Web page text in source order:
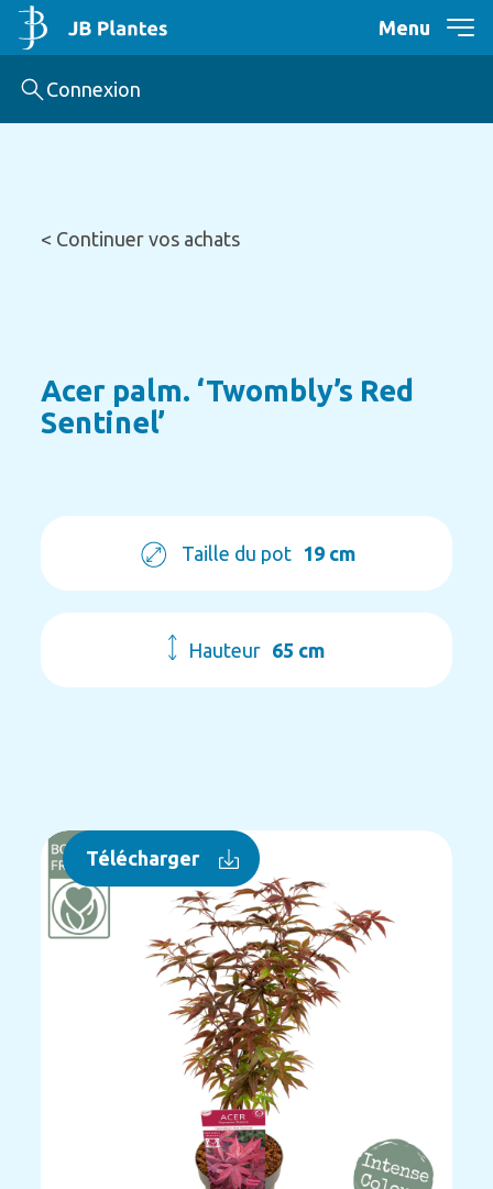
Menu
Connexion
< Continuer vos achats
Acer palm. ‘Twombly’s Red
Sentinel’
Taille du pot 19 cm
Hauteur 65 cm
Télécharger